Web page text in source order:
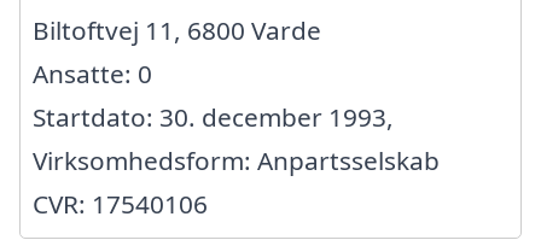
Biltoftvej 11, 6800 Varde
Ansatte: 0
Startdato: 30. december 1993,
Virksomhedsform: Anpartsselskab
CVR: 17540106